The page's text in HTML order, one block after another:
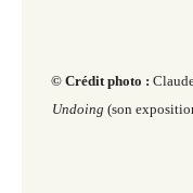
© Crédit photo :
Undoing (son